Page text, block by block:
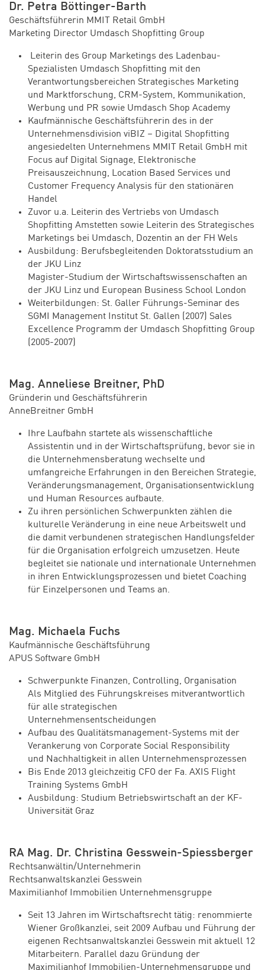
Dr. Petra Böttinger-Barth
Geschäftsführerin MMIT Retail GmbH
Marketing Director Umdasch Shopfitting Group
Leiterin des Group Marketings des Ladenbau-
Spezialisten Umdasch Shopfitting mit den
Verantwortungsbereichen Strategisches Marketing
und Marktforschung, CRM-System, Kommunikation,
Werbung und PR sowie Umdasch Shop Academy
Kaufmännische Geschäftsführerin des in der
Unternehmensdivision viBIZ – Digital Shopfitting
angesiedelten Unternehmens MMIT Retail GmbH mit
Focus auf Digital Signage, Elektronische
Preisauszeichnung, Location Based Services und
Customer Frequency Analysis für den stationären
Handel
Zuvor u.a. Leiterin des Vertriebs von Umdasch
Shopfitting Amstetten sowie Leiterin des Strategisches
Marketings bei Umdasch, Dozentin an der FH Wels
Ausbildung: Berufsbegleitenden Doktoratsstudium an
der JKU Linz
Magister-Studium der Wirtschaftswissenschaften an
der JKU Linz und European Business School London
Weiterbildungen: St. Galler Führungs-Seminar des
SGMI Management Institut St. Gallen (2007) Sales
Excellence Programm der Umdasch Shopfitting Group
(2005-2007)
Mag. Anneliese Breitner, PhD
Gründerin und Geschäftsführerin
AnneBreitner GmbH
Ihre Laufbahn startete als wissenschaftliche
Assistentin und in der Wirtschaftsprüfung, bevor sie in
die Unternehmensberatung wechselte und
umfangreiche Erfahrungen in den Bereichen Strategie,
Veränderungsmanagement, Organisationsentwicklung
und Human Resources aufbaute.
Zu ihren persönlichen Schwerpunkten zählen die
kulturelle Veränderung in eine neue Arbeitswelt und
die damit verbundenen strategischen Handlungsfelder
für die Organisation erfolgreich umzusetzen. Heute
begleitet sie nationale und internationale Unternehmen
in ihren Entwicklungsprozessen und bietet Coaching
für Einzelpersonen und Teams an.
Mag. Michaela Fuchs
Kaufmännische Geschäftsführung
APUS Software GmbH
Schwerpunkte Finanzen, Controlling, Organisation
Als Mitglied des Führungskreises mitverantwortlich
für alle strategischen
Unternehmensentscheidungen
Aufbau des Qualitätsmanagement-Systems mit der
Verankerung von Corporate Social Responsibility
und Nachhaltigkeit in allen Unternehmensprozessen
Bis Ende 2013 gleichzeitig CFO der Fa. AXIS Flight
Training Systems GmbH
Ausbildung: Studium Betriebswirtschaft an der KF-
Universität Graz
RA Mag. Dr. Christina Gesswein-Spiessberger
Rechtsanwältin/Unternehmerin
Rechtsanwaltskanzlei Gesswein
Maximilianhof Immobilien Unternehmensgruppe
Seit 13 Jahren im Wirtschaftsrecht tätig: renommierte
Wiener Großkanzlei, seit 2009 Aufbau und Führung der
eigenen Rechtsanwaltskanzlei Gesswein mit aktuell 12
Mitarbeitern. Parallel dazu Gründung der
Maximilianhof Immobilien-Unternehmensgruppe und